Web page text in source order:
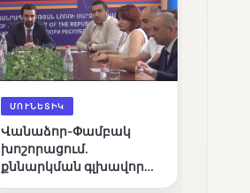
ՄՈՒՆԵՏԻԿ
Վանաձոր-Փամբակ
խոշորացում.
քննարկման գլխավոր